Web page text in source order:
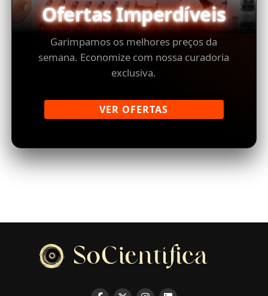
Ofertas Imperdíveis
Garimpamos os melhores preços da
semana. Economize com nossa curadoria
exclusiva.
VER OFERTAS